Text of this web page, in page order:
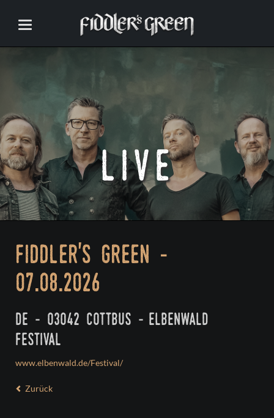
live
fiddler's green -
07.08.2026
de - 03042 cottbus - elbenwald
festival
www.elbenwald.de/Festival/
Zurück